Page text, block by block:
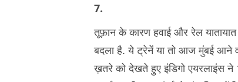
7.
तूफ़ान के कारण हवाई और रेल
बदला है. ये ट्रेनें या तो आज मुंबई आने
ख़तरे को देखते हुए इंडिगो एयरलाइंस ने